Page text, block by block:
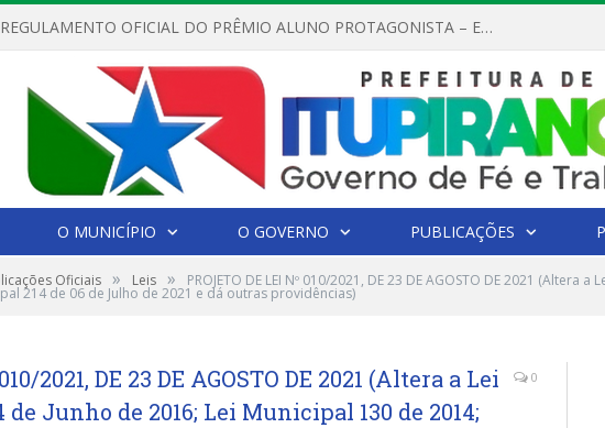
REGULAMENTO OFICIAL DO PRÊMIO ALUNO PROTAGONISTA – EDIÇÃO 2026
O MUNICÍPIO O GOVERNO PUBLICAÇÕES
Oficiais » Leis » PROJETO DE LEI Nº 010/2021, DE 23 DE AGOSTO DE 2021 (Altera
214 de 06 de Julho de 2021 e dá outras providências)
2021, DE 23 DE AGOSTO DE 2021 (Altera a Lei
Junho de 2016; Lei Municipal 130 de 2014;
0